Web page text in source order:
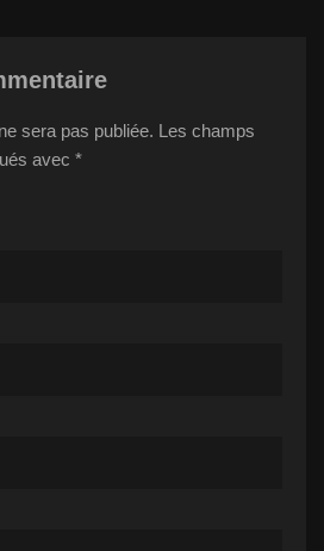
sera pas publiée. Les champs
avec *